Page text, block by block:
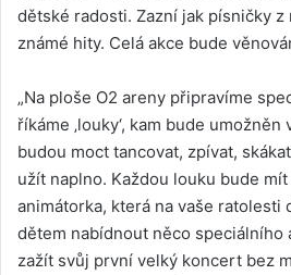
dětské radosti. Zazní jak písničky z
známé hity. Celá akce bude
„Na ploše O2 areny připravíme
říkáme ‚louky‘, kam bude
budou moct tancovat, zpívat,
užít naplno. Každou louku bude
animátorka, která na vaše ratolesti
dětem nabídnout něco speciálního
zažít svůj první velký koncert bez